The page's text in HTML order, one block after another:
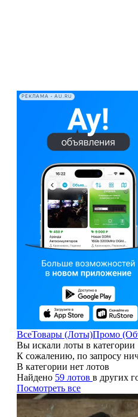
РЕКЛАМА • AU.RU
ВсеТовары (Лоты)Промо
Вы искали лоты в категории
К сожалению, по запросу
В категории нет лотов
Найдено 59 лотов в других
Посмотреть все